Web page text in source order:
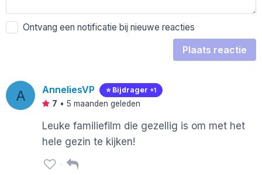
Ontvang een notificatie bij nieuwe reacties
Plaats reactie
A AnneliesVP ⭐️ Bijdrager +1
7 • 5 maanden geleden
Leuke familiefilm die gezellig is om met het
hele gezin te kijken!